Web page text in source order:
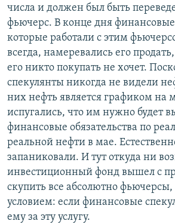
числа и должен был быть
фьючерс. В конце дня
которые работали с этим
всегда, намеревались его
его никто покупать не хочет.
спекулянты никогда не видели
них нефть является графиком на
испугались, что им нужно будет
финансовые обязательства по
реальной нефти в мае.
запаниковали. И тут откуда ни
инвестиционный фонд вышел с
скупить все абсолютно
условием: если финансовые
ему за эту услугу.